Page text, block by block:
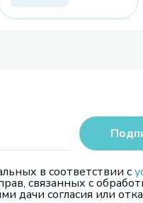
в соответствии с
связанных с
дачи согласия или